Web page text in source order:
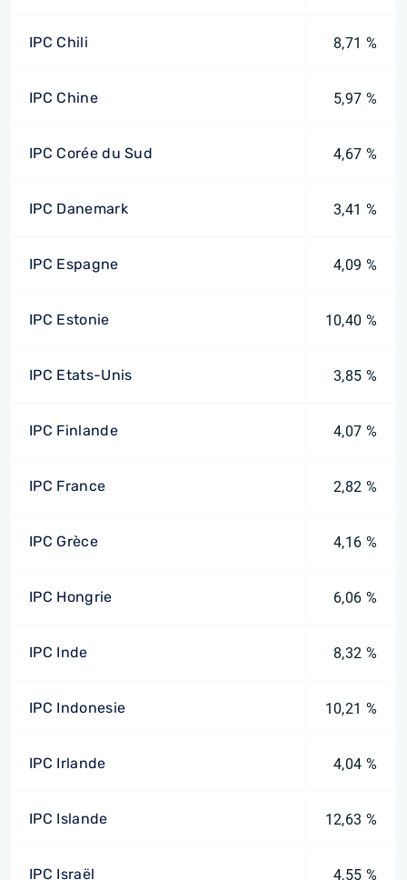
IPC Chili 8,71 %
IPC Chine 5,97 %
IPC Corée du Sud 4,67 %
IPC Danemark 3,41 %
IPC Espagne 4,09 %
IPC Estonie 10,40 %
IPC Etats-Unis 3,85 %
IPC Finlande 4,07 %
IPC France 2,82 %
IPC Grèce 4,16 %
IPC Hongrie 6,06 %
IPC Inde 8,32 %
IPC Indonesie 10,21 %
IPC Irlande 4,04 %
IPC Islande 12,63 %
IPC Israël 4,55 %